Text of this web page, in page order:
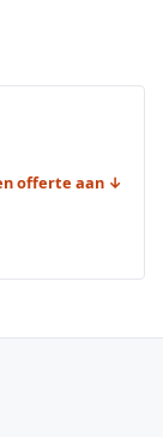
offerte aan ↓